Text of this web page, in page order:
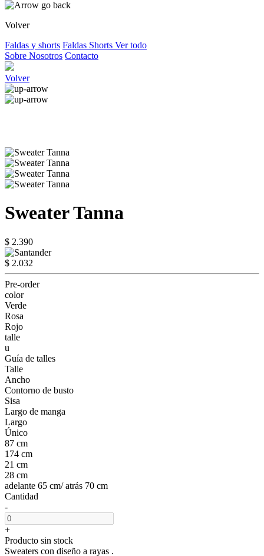
Volver
Faldas y shorts Faldas Shorts Ver todo
Sobre Nosotros Contacto
Volver
Sweater Tanna
$ 2.390
$ 2.032
Pre-order
color
Verde
Rosa
Rojo
talle
u
Guía de talles
Talle
Ancho
Contorno de busto
Sisa
Largo de manga
Largo
Único
87 cm
174 cm
21 cm
28 cm
adelante 65 cm/ atrás 70 cm
Cantidad
-
+
Producto sin stock
Sweaters con diseño a rayas .